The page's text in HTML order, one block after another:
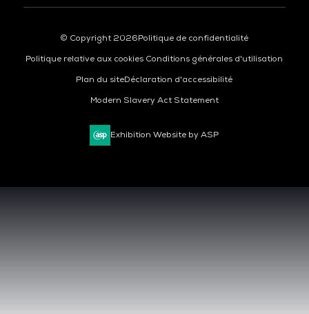
© Copyright 2026Politique de confidentialité
Politique relative aux cookies Conditions générales d'utilisation
Plan du siteDéclaration d'accessibilité
Modern Slavery Act Statement
Exhibition Website by ASP